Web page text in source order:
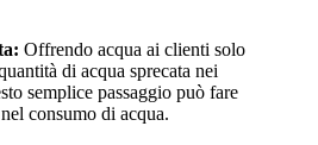
Offrendo acqua ai clienti solo
di acqua sprecata nei
semplice passaggio può fare
consumo di acqua.